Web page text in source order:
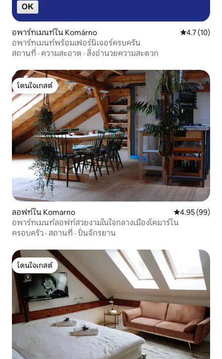
อพาร์ทเมนท์ใน Komárno คะแนนเฉลี่ย
4.7 (10)
อพาร์ทเมนท์พร้อมเฟอร์นิเจอร์ครบครัน
สถานที่ · ความสะอาด · สิ่งอำนวยความสะดวก
โดนใจเกสต์
โดนใจเกสต์
ลอฟท์ใน Komarno คะแนนเฉลี่ย
4.95 (99)
อพาร์ทเมนท์ลอฟท์สวยงามในใจกลางเมืองโคมาร์โน
ครอบครัว · สถานที่ · ปั่นจักรยาน
โดนใจเกสต์
โดนใจเกสต์